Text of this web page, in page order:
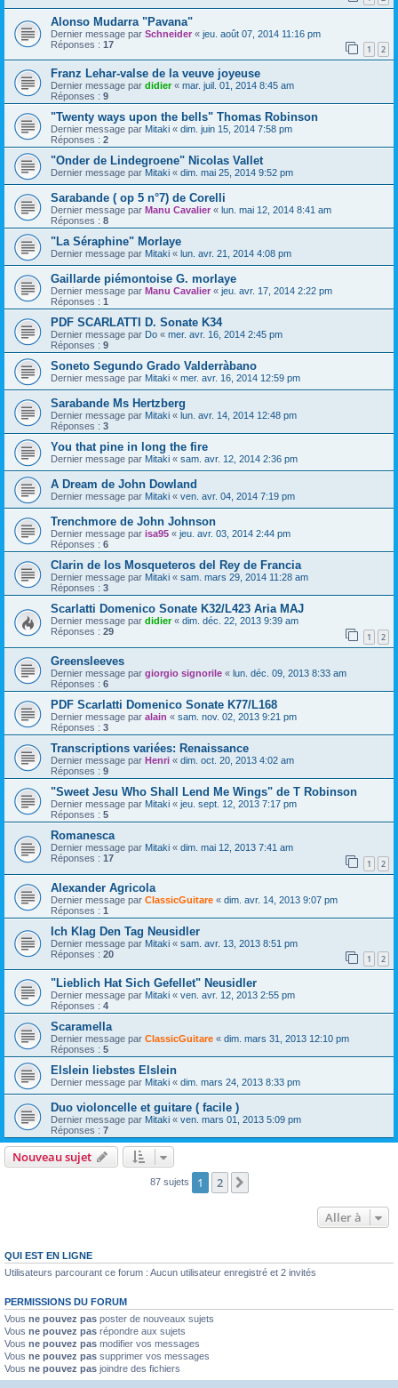
Alonso Mudarra "Pavana"
Dernier message par Schneider « jeu. août 07, 2014 11:16 pm
Réponses : 17 1 2
Franz Lehar-valse de la veuve joyeuse
Dernier message par didier« mar. juil. 01, 2014 8:45 am
Réponses : 9
"Twenty ways upon the bells" Thomas Robinson
Dernier message par Mitaki « dim. juin 15, 2014 7:58 pm
Réponses : 2
"Onder de Lindegroene" Nicolas Vallet
Dernier message par Mitaki « dim. mai 25, 2014 9:52 pm
Sarabande ( op 5 n°7) de Corelli
Dernier message par Manu Cavalier « lun. mai 12, 2014 8:41 am
Réponses : 8
"La Séraphine" Morlaye
Dernier message par Mitaki « lun. avr. 21, 2014 4:08 pm
Gaillarde piémontoise G. morlaye
Dernier message par Manu Cavalier « jeu. avr. 17, 2014 2:22 pm
Réponses : 1
PDF SCARLATTI D. Sonate K34
Dernier message par Do « mer. avr. 16, 2014 2:45 pm
Réponses : 9
Soneto Segundo Grado Valderràbano
Dernier message par Mitaki « mer. avr. 16, 2014 12:59 pm
Sarabande Ms Hertzberg
Dernier message par Mitaki « lun. avr. 14, 2014 12:48 pm
Réponses : 3
You that pine in long the fire
Dernier message par Mitaki « sam. avr. 12, 2014 2:36 pm
A Dream de John Dowland
Dernier message par Mitaki « ven. avr. 04, 2014 7:19 pm
Trenchmore de John Johnson
Dernier message par isa95 « jeu. avr. 03, 2014 2:44 pm
Réponses : 6
Clarin de los Mosqueteros del Rey de Francia
Dernier message par Mitaki « sam. mars 29, 2014 11:28 am
Réponses : 3
Scarlatti Domenico Sonate K32/L423 Aria MAJ
Dernier message par didier« dim. déc. 22, 2013 9:39 am
Réponses : 29 1 2
Greensleeves
Dernier message par giorgio signorile « lun. déc. 09, 2013 8:33 am
Réponses : 6
PDF Scarlatti Domenico Sonate K77/L168
Dernier message par alain « sam. nov. 02, 2013 9:21 pm
Réponses : 3
Transcriptions variées: Renaissance
Dernier message par Henri « dim. oct. 20, 2013 4:02 am
Réponses : 9
"Sweet Jesu Who Shall Lend Me Wings" de T Robinson
Dernier message par Mitaki « jeu. sept. 12, 2013 7:17 pm
Réponses : 5
Romanesca
Dernier message par Mitaki « dim. mai 12, 2013 7:41 am
Réponses : 17 1 2
Alexander Agricola
Dernier message par ClassicGuitare « dim. avr. 14, 2013 9:07 pm
Réponses : 1
Ich Klag Den Tag Neusidler
Dernier message par Mitaki « sam. avr. 13, 2013 8:51 pm
Réponses : 20 1 2
"Lieblich Hat Sich Gefellet" Neusidler
Dernier message par Mitaki « ven. avr. 12, 2013 2:55 pm
Réponses : 4
Scaramella
Dernier message par ClassicGuitare « dim. mars 31, 2013 12:10 pm
Réponses : 5
Elslein liebstes Elslein
Dernier message par Mitaki « dim. mars 24, 2013 8:33 pm
Duo violoncelle et guitare ( facile )
Dernier message par Mitaki « ven. mars 01, 2013 5:09 pm
Réponses : 7
Nouveau sujet
87 sujets 1 2
Aller à
QUI EST EN LIGNE
Utilisateurs parcourant ce forum : Aucun utilisateur enregistré et 2 invités
PERMISSIONS DU FORUM
Vous ne pouvez pas poster de nouveaux sujets
Vous ne pouvez pas répondre aux sujets
Vous ne pouvez pas modifier vos messages
Vous ne pouvez pas supprimer vos messages
Vous ne pouvez pas joindre des fichiers